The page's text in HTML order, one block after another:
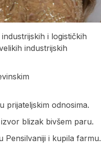
i logističkih
industrijskih
prijateljskim odnosima.
blizak bivšem paru.
Pensilvaniji i kupila farmu.